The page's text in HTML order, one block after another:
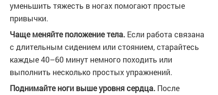
уменьшить тяжесть в ногах помогают простые
привычки.
Чаще меняйте положение тела. Если работа связана
с длительным сидением или стоянием, старайтесь
каждые 40–60 минут немного походить или
выполнить несколько простых упражнений.
Поднимайте ноги выше уровня сердца. После